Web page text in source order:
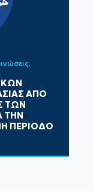
ΑΠΟ
ΤΩΝ
ΤΗΝ
ΠΕΡΙΟΔΟ